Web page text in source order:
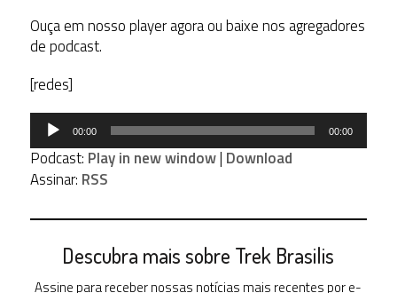
Ouça em nosso player agora ou baixe nos agregadores
de podcast.
[redes]
Tocador
áudio
00:00 00:00
Podcast: Play in new window| Download
Assinar: RSS
Descubra mais sobre Trek Brasilis
Assine para receber nossas notícias mais recentes por e-